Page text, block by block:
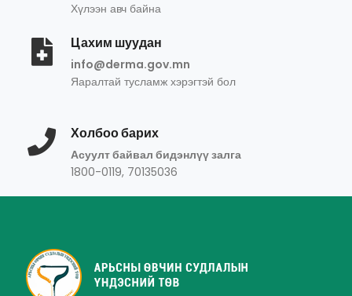
Хүлээн авч байна
Цахим шуудан
info@derma.gov.mn
Яаралтай тусламж хэрэгтэй бол
Холбоо барих
Асуулт байвал бидэнлүү залга
1800-0119, 70135036